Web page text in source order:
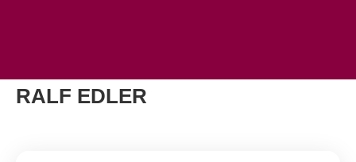
RALF EDLER